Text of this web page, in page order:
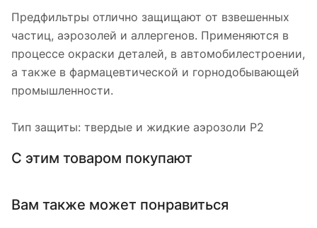
Предфильтры отлично защищают от взвешенных
частиц, аэрозолей и аллергенов. Применяются в
процессе окраски деталей, в автомобилестроении,
а также в фармацевтической и горнодобывающей
промышленности.
Тип защиты: твердые и жидкие аэрозоли P2
С этим товаром покупают
Вам также может понравиться